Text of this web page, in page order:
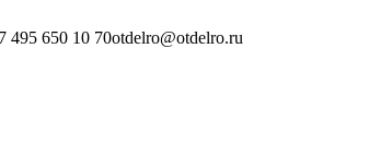
495 650 10 70otdelro@otdelro.ru